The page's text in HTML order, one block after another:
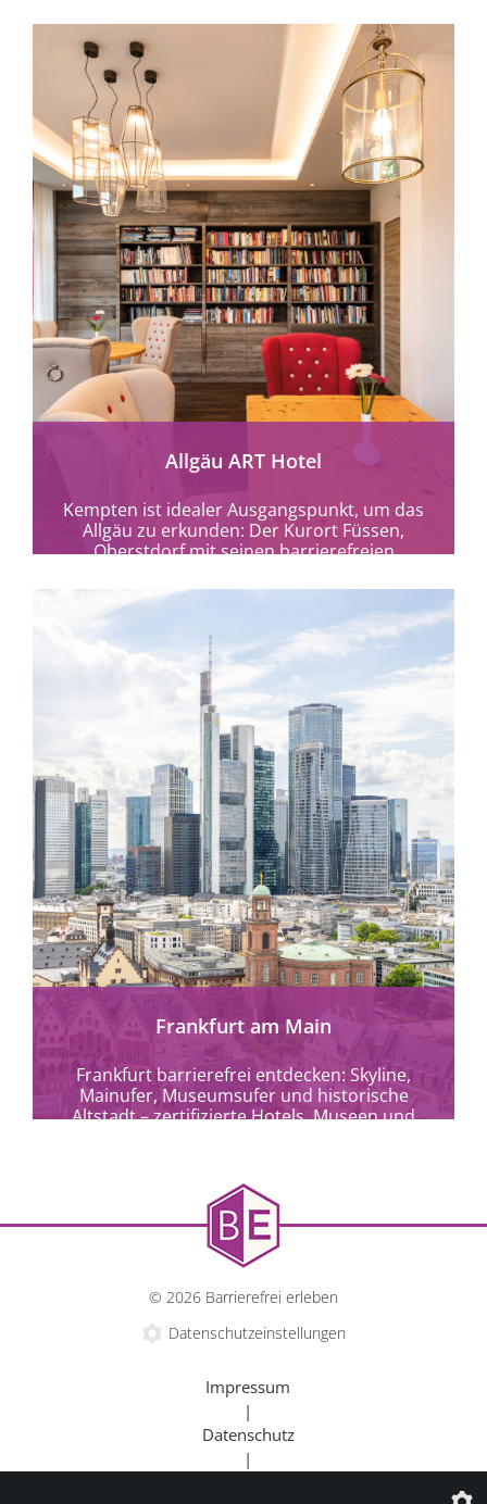
mehr erfahren
Allgäu ART Hotel
Kempten ist idealer Ausgangspunkt, um das
Allgäu zu erkunden: Der Kurort Füssen,
Oberstdorf mit seinen barrierefreien
mehr erfahren
Frankfurt am Main
Frankfurt barrierefrei entdecken: Skyline,
Mainufer, Museumsufer und historische
Altstadt – zertifizierte Hotels, Museen und
© 2026 Barrierefrei erleben
Datenschutzeinstellungen
Impressum
|
Datenschutz
|